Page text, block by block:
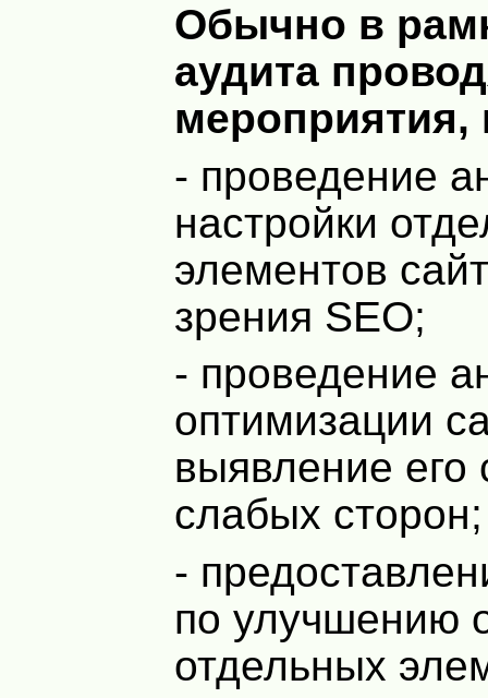
Обычно в
аудита
мероприятия,
- проведение
настройки
элементов
зрения SEO;
- проведение
оптимизации
выявление его
слабых сторон;
-
по улучшению
отдельных